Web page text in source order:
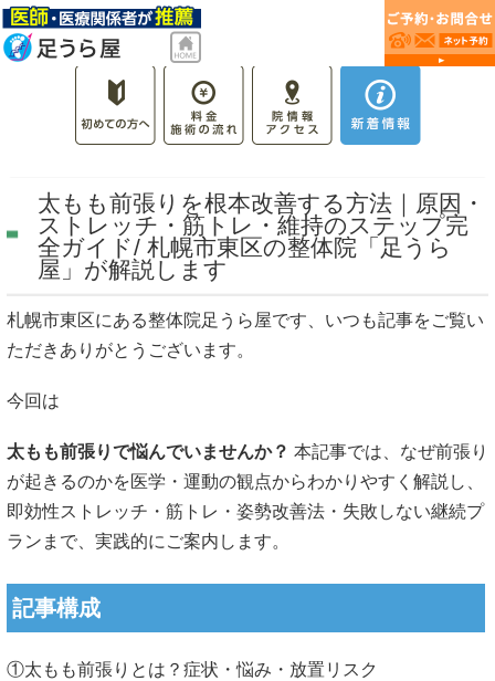
太もも前張りを根本改善する方法｜原因・
ストレッチ・筋トレ・維持のステップ完
全ガイド/ 札幌市東区の整体院「足うら
屋」が解説します
札幌市東区にある整体院足うら屋です、いつも記事をご覧い
ただきありがとうございます。
今回は
太もも前張りで悩んでいませんか？ 本記事では、なぜ前張り
が起きるのかを医学・運動の観点からわかりやすく解説し、
即効性ストレッチ・筋トレ・姿勢改善法・失敗しない継続プ
ランまで、実践的にご案内します。
記事構成
①太もも前張りとは？症状・悩み・放置リスク